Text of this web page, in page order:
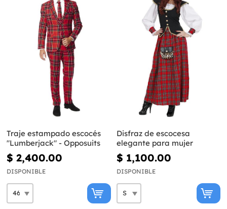
Traje estampado escocés
"Lumberjack" - Opposuits
$ 2,400.00
DISPONIBLE
Disfraz de escocesa
elegante para mujer
$ 1,100.00
DISPONIBLE